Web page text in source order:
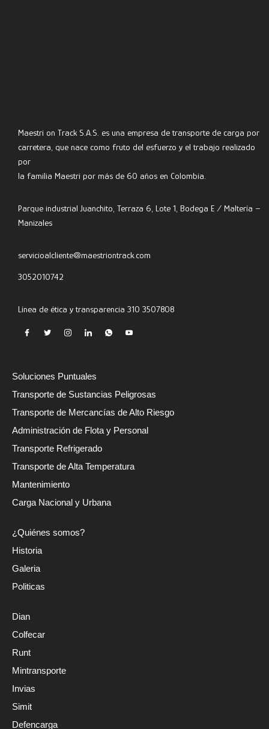
Maestri on Track S.A.S. es una empresa de transporte de carga por
carretera, que nace como fruto del esfuerzo y el trabajo realizado
por
la familia Maestri por más de 60 años en Colombia.
Parque industrial Juanchito, Terraza 6, Lote 1, Bodega E / Maltería –
Manizales
servicioalcliente@maestriontrack.com
3052010742
Línea de ética y transparencia 310 3507808
Soluciones Puntuales
Transporte de Sustancias Peligrosas​
Transporte de Mercancías de Alto Riesgo
Administración de Flota y Personal
Transporte Refrigerado
Transporte de Alta Temperatura
Mantenimiento
Carga Nacional y Urbana
¿Quiénes somos?
Historia
Galeria
Politicas
Dian
Colfecar
Runt
Mintransporte
Invias
Simit
Defencarga